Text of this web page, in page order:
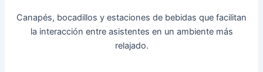
Canapés, bocadillos y estaciones de bebidas que facilitan
la interacción entre asistentes en un ambiente más
relajado.